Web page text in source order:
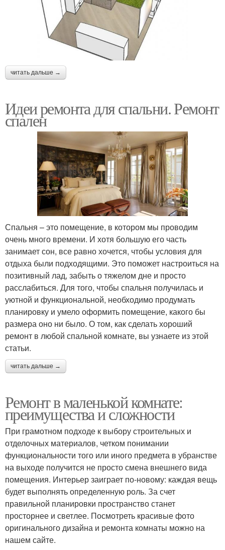
читать дальше →
Идеи ремонта для спальни. Ремонт
спален
Спальня – это помещение, в котором мы проводим
очень много времени. И хотя большую его часть
занимает сон, все равно хочется, чтобы условия для
отдыха были подходящими. Это поможет настроиться на
позитивный лад, забыть о тяжелом дне и просто
расслабиться. Для того, чтобы спальня получилась и
уютной и функциональной, необходимо продумать
планировку и умело оформить помещение, какого бы
размера оно ни было. О том, как сделать хороший
ремонт в любой спальной комнате, вы узнаете из этой
статьи.
читать дальше →
Ремонт в маленькой комнате:
преимущества и сложности
При грамотном подходе к выбору строительных и
отделочных материалов, четком понимании
функциональности того или иного предмета в убранстве
на выходе получится не просто смена внешнего вида
помещения. Интерьер заиграет по-новому: каждая вещь
будет выполнять определенную роль. За счет
правильной планировки пространство станет
просторнее и светлее. Посмотреть красивые фото
оригинального дизайна и ремонта комнаты можно на
нашем сайте.